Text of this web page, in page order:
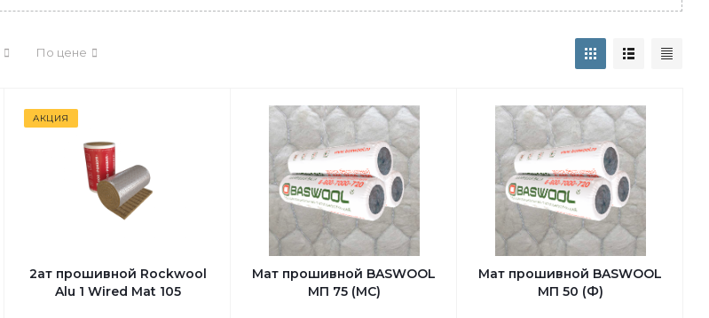
По цене
АКЦИЯ
2ат прошивной Rockwool
Alu 1 Wired Mat 105
Мат прошивной BASWOOL
МП 75 (МС)
Мат прошивной BASWOOL
МП 50 (Ф)